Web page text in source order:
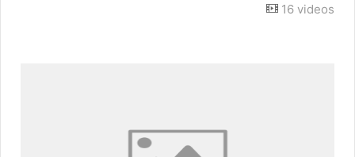
16 videos